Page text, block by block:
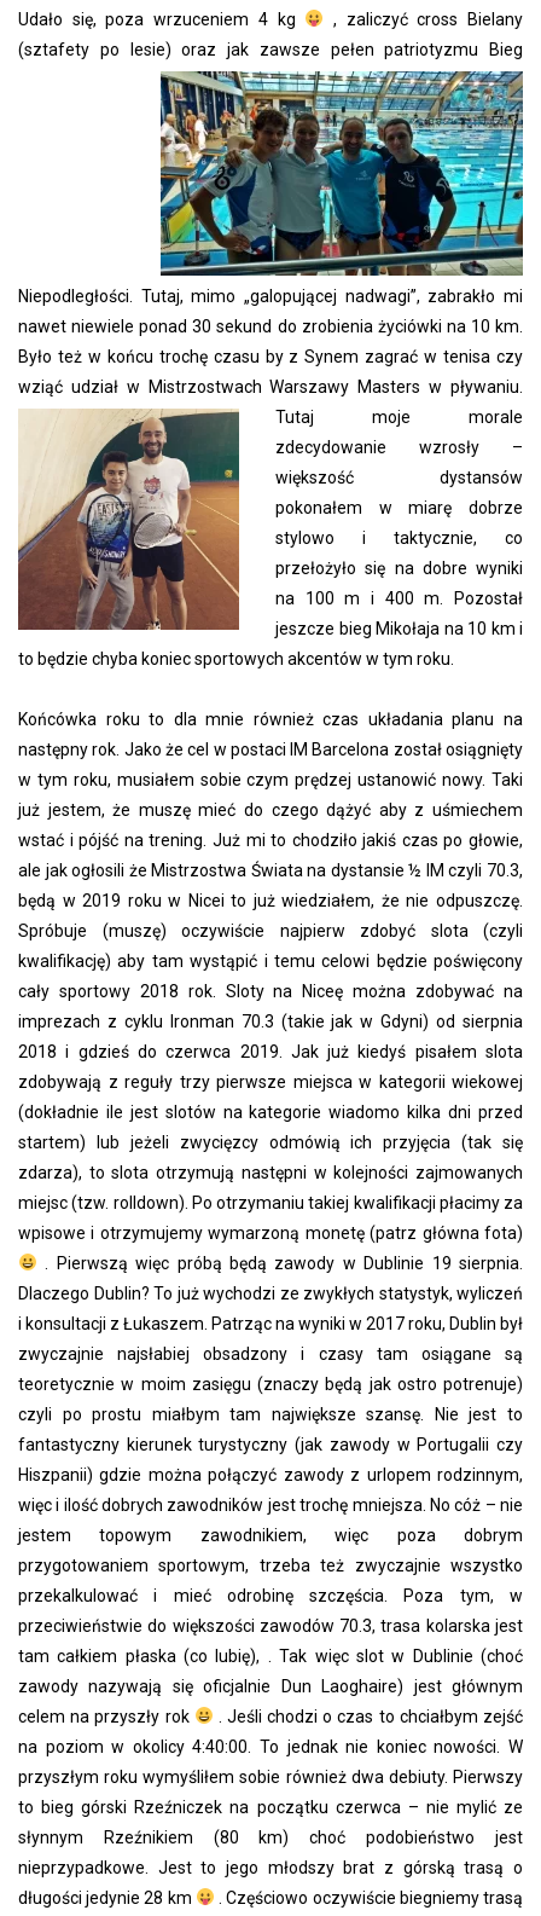
Udało się, poza wrzuceniem 4 kg
, zaliczyć cross Bielany
(sztafety po lesie) oraz jak zawsze pełen patriotyzmu Bieg
Niepodległości. Tutaj, mimo „galopującej nadwagi”, zabrakło mi
nawet niewiele ponad 30 sekund do zrobienia życiówki na 10 km.
Było też w końcu trochę czasu by z Synem zagrać w tenisa czy
wziąć udział w Mistrzostwach Warszawy Mastersw pływaniu.
Tutaj moje morale
zdecydowanie wzrosły –
większość dystansów
pokonałem w miarę dobrze
stylowo i taktycznie, co
przełożyło się na dobre wyniki
na 100 m i 400 m. Pozostał
jeszcze bieg Mikołaja na 10 km i
to będzie chyba koniec sportowych akcentów w tym roku.
Końcówka roku to dla mnie również czas układania planu na
następny rok. Jako że cel w postaci IM Barcelona został osiągnięty
w tym roku, musiałem sobie czym prędzej ustanowić nowy. Taki
już jestem, że muszę mieć do czego dążyć aby z uśmiechem
wstać i pójść na trening. Już mi to chodziło jakiś czas po głowie,
ale jak ogłosili że Mistrzostwa Świata na dystansie ½ IM czyli 70.3,
będą w 2019 roku w Nicei to już wiedziałem, że nie odpuszczę.
Spróbuje (muszę) oczywiście najpierw zdobyć slota (czyli
kwalifikację) aby tam wystąpić i temu celowi będzie poświęcony
cały sportowy 2018 rok. Sloty na Niceę można zdobywać na
imprezach z cyklu Ironman 70.3 (takie jak w Gdyni) od sierpnia
2018 i gdzieś do czerwca 2019. Jak już kiedyś pisałem slota
zdobywają z reguły trzy pierwsze miejsca w kategorii wiekowej
(dokładnie ile jest slotów na kategorie wiadomo kilka dni przed
startem) lub jeżeli zwycięzcy odmówią ich przyjęcia (tak się
zdarza), to slota otrzymują następni w kolejności zajmowanych
miejsc (tzw. rolldown). Po otrzymaniu takiej kwalifikacji płacimy za
wpisowe i otrzymujemy wymarzoną monetę (patrz główna fota)
. Pierwszą więc próbą będą zawody w Dublinie 19 sierpnia.
Dlaczego Dublin? To już wychodzi ze zwykłych statystyk, wyliczeń
i konsultacji z Łukaszem. Patrząc na wyniki w 2017 roku, Dublin był
zwyczajnie najsłabiej obsadzony i czasy tam osiągane są
teoretycznie w moim zasięgu (znaczy będą jak ostro potrenuje)
czyli po prostu miałbym tam największe szansę. Nie jest to
fantastyczny kierunek turystyczny (jak zawody w Portugalii czy
Hiszpanii) gdzie można połączyć zawody z urlopem rodzinnym,
więc i ilość dobrych zawodników jest trochę mniejsza. No cóż – nie
jestem topowym zawodnikiem, więc poza dobrym
przygotowaniem sportowym, trzeba też zwyczajnie wszystko
przekalkulować i mieć odrobinę szczęścia. Poza tym, w
przeciwieństwie do większości zawodów 70.3, trasa kolarska jest
tam całkiem płaska (co lubię), . Tak więc slot w Dublinie (choć
zawody nazywają się oficjalnie Dun Laoghaire) jest głównym
celem na przyszły rok
. Jeśli chodzi o czas to chciałbym zejść
na poziom w okolicy 4:40:00. To jednak nie koniec nowości. W
przyszłym roku wymyśliłem sobie również dwa debiuty. Pierwszy
to bieg górski Rzeźniczek na początku czerwca – nie mylić ze
słynnym Rzeźnikiem (80 km) choć podobieństwo jest
nieprzypadkowe. Jest to jego młodszy brat z górską trasą o
długości jedynie 28 km
. Częściowo oczywiście biegniemy trasą